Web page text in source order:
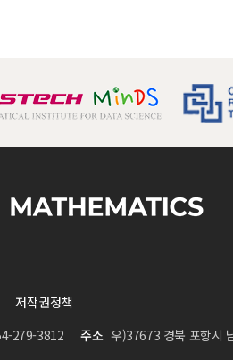
저작권정책
279-3812 주소 우)37673 경북 포항시